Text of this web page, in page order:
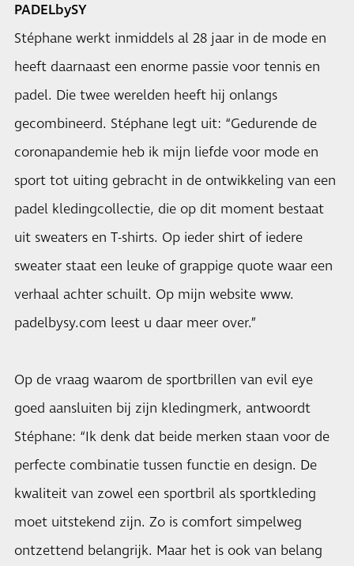
PADELbySY
Stéphane werkt inmiddels al 28 jaar in de mode en
heeft daarnaast een enorme passie voor tennis en
padel. Die twee werelden heeft hij onlangs
gecombineerd. Stéphane legt uit: “Gedurende de
coronapandemie heb ik mijn liefde voor mode en
sport tot uiting gebracht in de ontwikkeling van een
padel kledingcollectie, die op dit moment bestaat
uit sweaters en T-shirts. Op ieder shirt of iedere
sweater staat een leuke of grappige quote waar een
verhaal achter schuilt. Op mijn website www.
padelbysy.com leest u daar meer over.”
Op de vraag waarom de sportbrillen van evil eye
goed aansluiten bij zijn kledingmerk, antwoordt
Stéphane: “Ik denk dat beide merken staan voor de
perfecte combinatie tussen functie en design. De
kwaliteit van zowel een sportbril als sportkleding
moet uitstekend zijn. Zo is comfort simpelweg
ontzettend belangrijk. Maar het is ook van belang